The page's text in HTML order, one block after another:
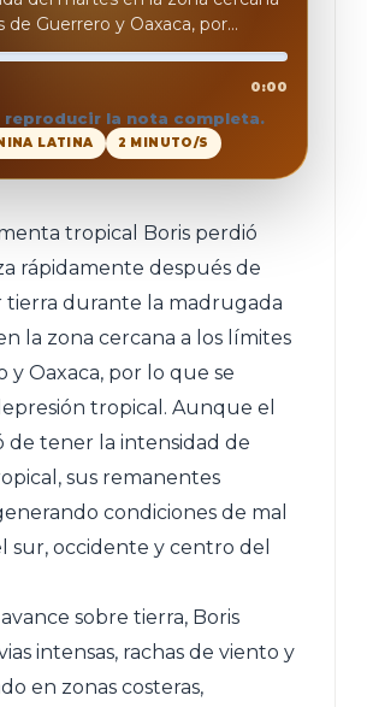
de Guerrero y Oaxaca, por...
0:00
reproducir la nota completa.
LATINA 2 MINUTO/S
tropical Boris perdió
rápidamente después de
tierra durante la madrugada
la zona cercana a los límites
y Oaxaca, por lo que se
tropical. Aunque el
de tener la intensidad de
sus remanentes
condiciones de mal
sur, occidente y centro del
sobre tierra, Boris
intensas, rachas de viento y
en zonas costeras,